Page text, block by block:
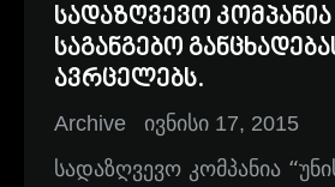
სადაზღვევო კომპანია
საგანგებო
ავრცელებს.
Archive ივნისი 17, 2015
სადაზღვევო კომპანია